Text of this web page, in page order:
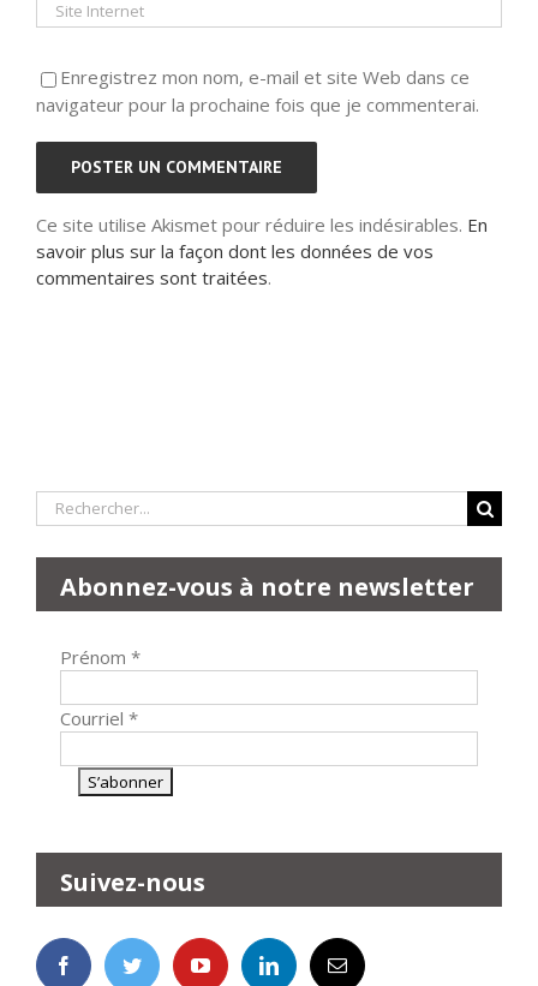
Enregistrez mon nom, e-mail et site Web dans ce
navigateur pour la prochaine fois que je commenterai.
Ce site utilise Akismet pour réduire les indésirables. En
savoir plus sur la façon dont les données de vos
commentaires sont traitées.
Rechercher:
Abonnez-vous à notre newsletter
Prénom *
Courriel *
Suivez-nous